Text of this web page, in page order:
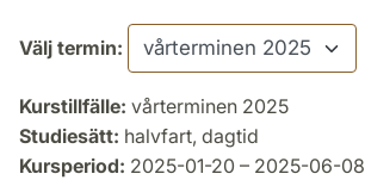
Välj termin:
Kurstillfälle: vårterminen 2025
Studiesätt: halvfart, dagtid
Kursperiod: 2025-01-20 – 2025-06-08